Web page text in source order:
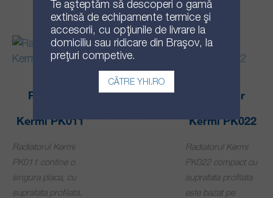
Radiator
Kermi PK011
Radiatorul Kermi
PK011 contine o
singura placa, cu
suprafata profilata.
Radiator
Kermi PK022
Radiatorul Kermi
PK022 compact cu
suprafata profilata
este bazat pe
Te așteptăm să descoperi o gamă
extinsă de echipamente termice și
accesorii, cu opțiunile de livrare la
domiciliu sau ridicare din Brașov, la
prețuri competive.
CĂTRE YHI.RO